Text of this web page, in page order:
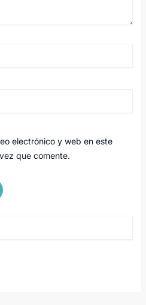
electrónico y web en este
que comente.